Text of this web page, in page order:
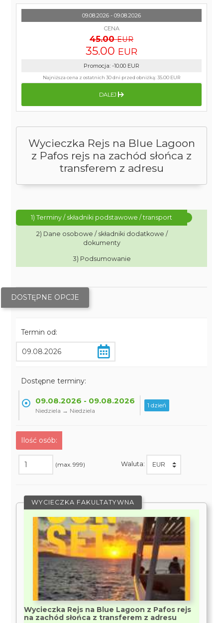
Wycieczka Rejs na Blue Lagoon
z Pafos rejs na zachód słońca z
transferem z adresu
1) Terminy / składniki podstawowe / transport
2) Dane osobowe / składniki dodatkowe /
dokumenty
3) Podsumowanie
DOSTĘPNE OPCJE
Termin od:
Dostępne terminy:
09.08.2026 - 09.08.2026
Niedziela → Niedziela
1 dzień
Ilość osób:
(max. 999) Waluta:
WYCIECZKA FAKULTATYWNA
Wycieczka Rejs na Blue Lagoon z Pafos rejs
na zachód słońca z transferem z adresu
09.08.2026 - 09.08.2026
CENA
45.00 EUR
35.00 EUR
Promocja: -10.00 EUR
Najniższa cena z ostatnich 30 dni przed obniżką:35.00 EUR
DALEJ